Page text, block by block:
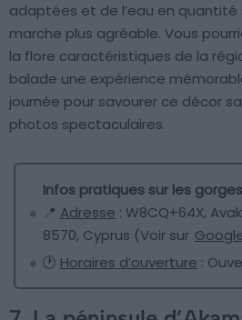
adaptées et de l’eau en
marche plus agréable. Vous
la flore caractéristiques de la
balade une expérience
journée pour savourer ce décor
photos spectaculaires.
Infos pratiques sur les
📍 Adresse : W8CQ+64X,
8570, Cyprus (Voir sur
🕐 Horaires d’ouverture :